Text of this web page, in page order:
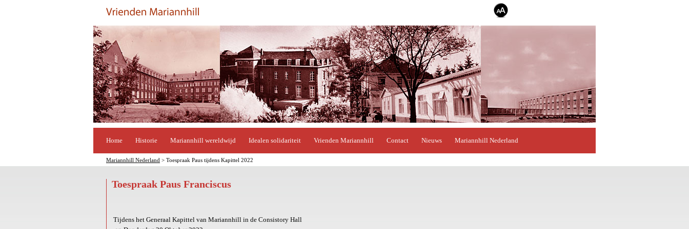
Home Historie Mariannhill wereldwijd Idealen solidariteit Vrienden Mariannhill Contact Nieuws Mariannhill Nederland
Mariannhill Nederland > Toespraak Paus tijdens Kapittel 2022
Toespraak Paus Franciscus
Tijdens het Generaal Kapittel van Mariannhill in de Consistory Hall